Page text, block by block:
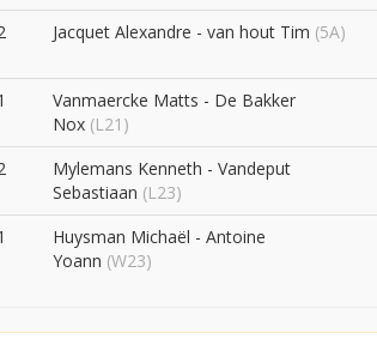
Jacquet Alexandre - van hout Tim (5A)
Vanmaercke Matts - De Bakker
Nox (L21)
Mylemans Kenneth - Vandeput
Sebastiaan (L23)
Huysman Michaël - Antoine
Yoann (W23)